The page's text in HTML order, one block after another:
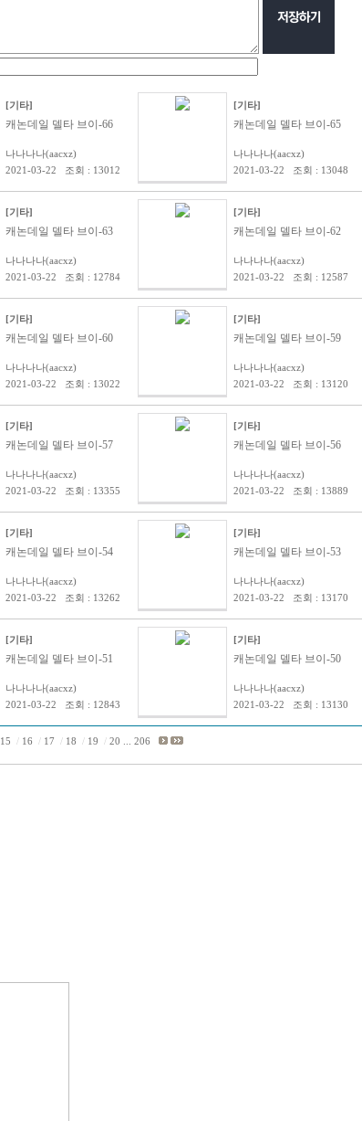
[기타]
캐논데일 델타 브이-66
나나나나(aacxz)
2021-03-22 조회 : 13012
[기타]
캐논데일 델타 브이-65
나나나나(aacxz)
2021-03-22 조회 : 13048
[기타]
캐논데일 델타 브이-63
나나나나(aacxz)
2021-03-22 조회 : 12784
[기타]
캐논데일 델타 브이-62
나나나나(aacxz)
2021-03-22 조회 : 12587
[기타]
캐논데일 델타 브이-60
나나나나(aacxz)
2021-03-22 조회 : 13022
[기타]
캐논데일 델타 브이-59
나나나나(aacxz)
2021-03-22 조회 : 13120
[기타]
캐논데일 델타 브이-57
나나나나(aacxz)
2021-03-22 조회 : 13355
[기타]
캐논데일 델타 브이-56
나나나나(aacxz)
2021-03-22 조회 : 13889
[기타]
캐논데일 델타 브이-54
나나나나(aacxz)
2021-03-22 조회 : 13262
[기타]
캐논데일 델타 브이-53
나나나나(aacxz)
2021-03-22 조회 : 13170
[기타]
캐논데일 델타 브이-51
나나나나(aacxz)
2021-03-22 조회 : 12843
[기타]
캐논데일 델타 브이-50
나나나나(aacxz)
2021-03-22 조회 : 13130
15 / 16 / 17 / 18 / 19 / 20 206